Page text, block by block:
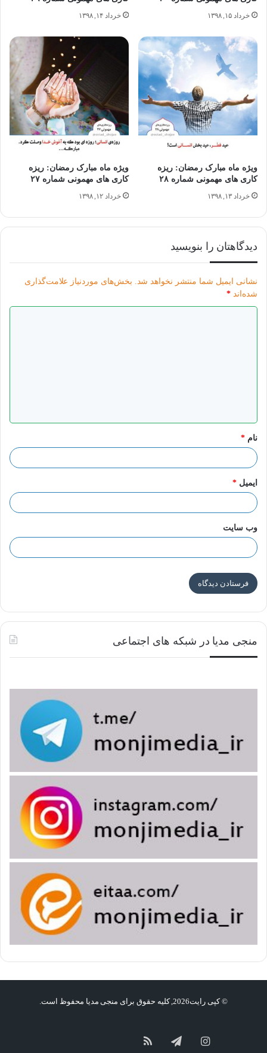
خرداد ۱۵, ۱۳۹۸ خرداد ۱۴, ۱۳۹۸
ویژه ماه مبارک رمضان: ریزه
کاری های مهمونی شماره ۲۸
خرداد ۱۳, ۱۳۹۸
ویژه ماه مبارک رمضان: ریزه
کاری های مهمونی شماره ۲۷
خرداد ۱۲, ۱۳۹۸
دیدگاهتان را بنویسید
نشانی ایمیل شما منتشر نخواهد شد. بخش‌های موردنیاز علامت‌گذاری
شده‌اند *
*
نام *
ایمیل *
وب‌ سایت
منجی مدیا در شبکه های اجتماعی
© کپی رایت2026, کلیه حقوق برای منجی مدیا محفوظ است.
اینستاگرامتلگرامخوراک